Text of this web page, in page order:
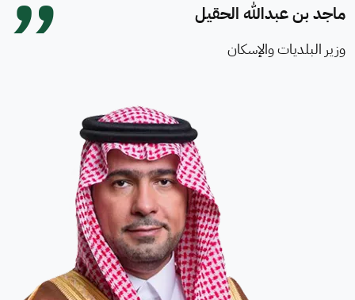
ماجد بن عبدالله الحقيل
وزير البلديات والإسكان